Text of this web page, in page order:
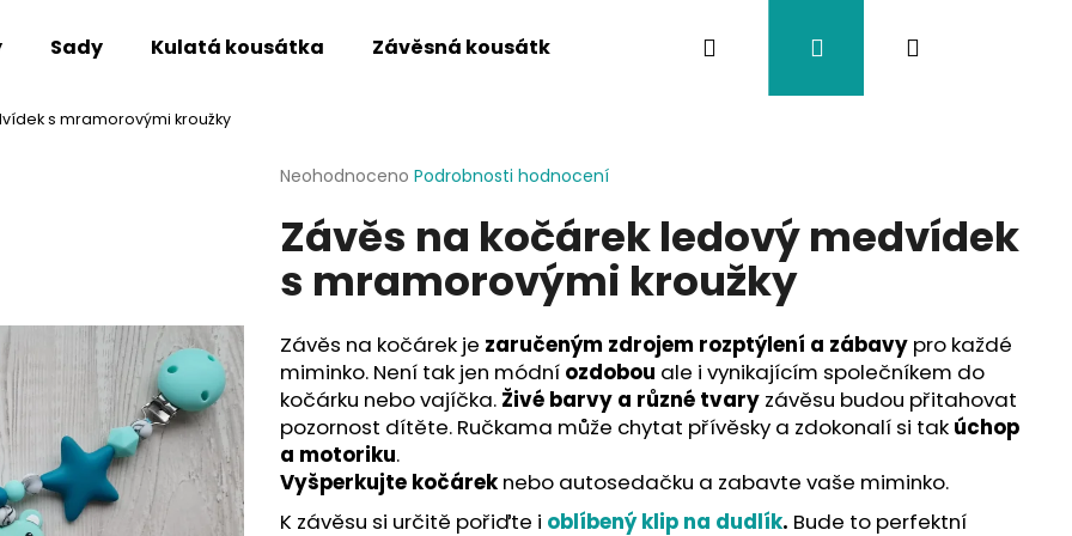
Sady Kulatá kousátka Závěsná kousátka Závěsy na kočárek Twistík kousátka
Hledat PřihlášeníNákupní
s mramorovými kroužky
Průměrné
produktu
je
z
hvězdiček.
Neohodnoceno Podrobnosti hodnocení
Závěs na kočárek ledový medvídek
s mramorovými kroužky
Závěs na kočárek je zaručeným zdrojem rozptýlení a zábavy pro každé
miminko. Není tak jen módní ozdobou ale i vynikajícím společníkem do
kočárku nebo vajíčka. Živé barvy a různé tvary závěsu budou přitahovat
pozornost dítěte. Ručkama může chytat přívěsky a zdokonalí si tak úchop
a motoriku.
Vyšperkujte kočárek nebo autosedačku a zabavte vaše miminko.
K závěsu si určitě pořiďte i oblíbený klip na dudlík. Bude to perfektní
Co potřebujete najít?
HLEDAT
Doporučujeme